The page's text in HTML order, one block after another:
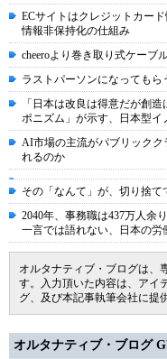
ECサイトはクレジットカー
情報非保持化の仕組み
cheeroより巻き取り式ケーブ
ラストパーソンになっても
「日本は改良は得意だが創
ポニズム」が示す、日本型イ
AI市場の主流がパブリック
れるのか
その「なんて」が、切り捨て
2040年、事務職は437万人余
一言では語れない、日本の労
オルタナティブ・ブログは、
す。入力頂いた内容は、アイ
グ、及び本記事執筆会社に提
オルタナティブ・ブログ